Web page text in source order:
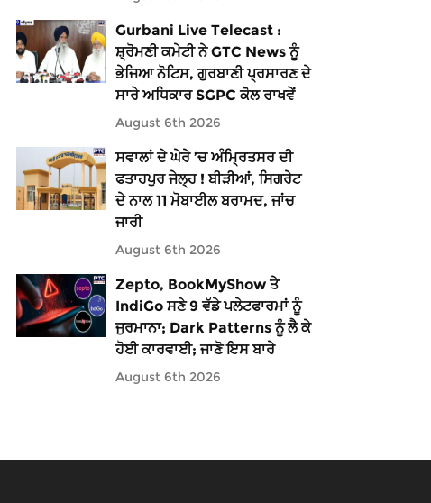
Gurbani Live Telecast :
ਸ਼੍ਰੋਮਣੀ ਕਮੇਟੀ ਨੇ GTC News ਨੂੰ
ਭੇਜਿਆ ਨੋਟਿਸ, ਗੁਰਬਾਣੀ ਪ੍ਰਸਾਰਣ ਦੇ
ਸਾਰੇ ਅਧਿਕਾਰ SGPC ਕੋਲ ਰਾਖਵੇਂ
August 6th 2026
ਸਵਾਲਾਂ ਦੇ ਘੇਰੇ ’ਚ ਅੰਮ੍ਰਿਤਸਰ ਦੀ
ਫਤਾਹਪੁਰ ਜੇਲ੍ਹ ! ਬੀੜੀਆਂ, ਸਿਗਰੇਟ
ਦੇ ਨਾਲ 11 ਮੋਬਾਈਲ ਬਰਾਮਦ, ਜਾਂਚ
ਜਾਰੀ
August 6th 2026
Zepto, BookMyShow ਤੇ
IndiGo ਸਣੇ 9 ਵੱਡੇ ਪਲੇਟਫਾਰਮਾਂ ਨੂੰ
ਜੁਰਮਾਨਾ; Dark Patterns ਨੂੰ ਲੈ ਕੇ
ਹੋਈ ਕਾਰਵਾਈ; ਜਾਣੋ ਇਸ ਬਾਰੇ
August 6th 2026